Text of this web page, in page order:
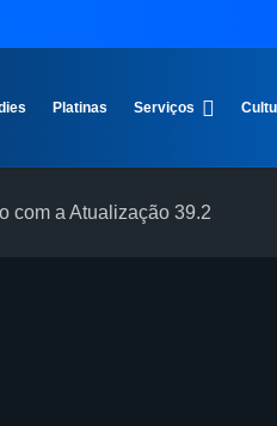
Platinas Serviços
com a Atualização 39.2